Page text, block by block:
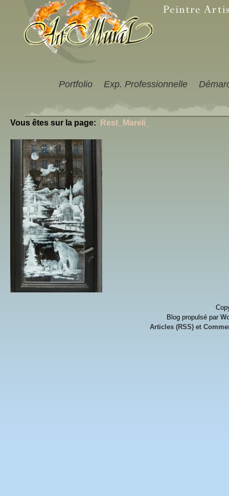
Portfolio Exp. Professionnelle
Vous êtes sur la page: Rest_Mareli_
Blog propulsé par
Articles (RSS) et